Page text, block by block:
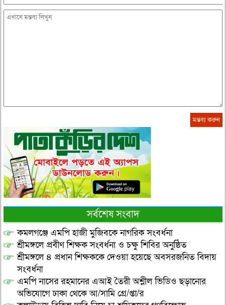
সর্বশেষ সংবাদ
কমলগঞ্জে এমপি হাজী মুজিবকে নাগরিক সংবর্ধনা
শ্রীমঙ্গলে প্রবীণ শিক্ষক সংবর্ধনা ও চক্ষু শিবির অনুষ্ঠিত
শ্রীমঙ্গলে ৪ প্রধান শিক্ষককে দেওয়া হয়েছে অবসরজনিত বিদায়
সংবর্ধনা
এমপি নাসের রহমানের এআই তৈরী অশ্লীল ভিডিও ছড়ানোর
অভিযোগে ঢাকা থেকে আ/সামি গ্রে/প্তা/র